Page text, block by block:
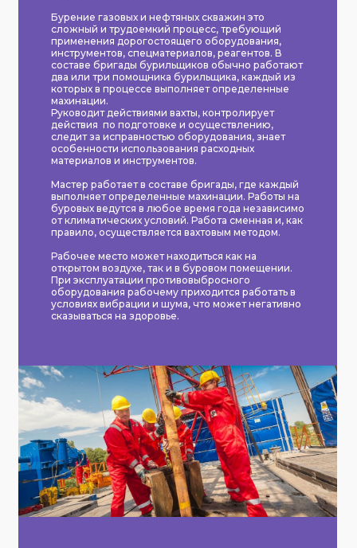
Бурение газовых и нефтяных скважин это
сложный и трудоемкий процесс, требующий
применения дорогостоящего оборудования,
инструментов, спецматериалов, реагентов. В
составе бригады бурильщиков обычно работают
два или три помощника бурильщика, каждый из
которых в процессе выполняет определенные
махинации.
Руководит действиями вахты, контролирует
действия по подготовке и осуществлению,
следит за исправностью оборудования, знает
особенности использования расходных
материалов и инструментов.
Мастер работает в составе бригады, где каждый
выполняет определенные махинации. Работы на
буровых ведутся в любое время года независимо
от климатических условий. Работа сменная и, как
правило, осуществляется вахтовым методом.
Рабочее место может находиться как на
открытом воздухе, так и в буровом помещении.
При эксплуатации противовыбросного
оборудования рабочему приходится работать в
условиях вибрации и шума, что может негативно
сказываться на здоровье.